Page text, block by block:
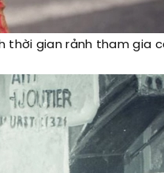
thời gian rảnh tham gia